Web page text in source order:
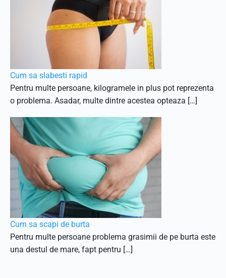
Cum sa slabesti rapid
Pentru multe persoane, kilogramele in plus pot reprezenta
o problema. Asadar, multe dintre acestea opteaza […]
Cum sa scapi de burta
Pentru multe persoane problema grasimii de pe burta este
una destul de mare, fapt pentru […]